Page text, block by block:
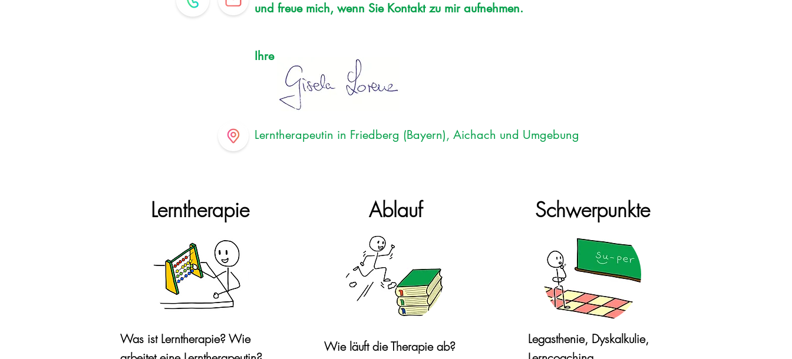
und freue mich, wenn Sie Kontakt zu mir aufnehmen.
Ihre
Lerntherapeutin in Friedberg (Bayern), Aichach und Umgebung
Lerntherapie
Was ist Lerntherapie? Wie
Ablauf
Wie läuft die Therapie ab?
Schwerpunkte
Legasthenie, Dyskalkulie,